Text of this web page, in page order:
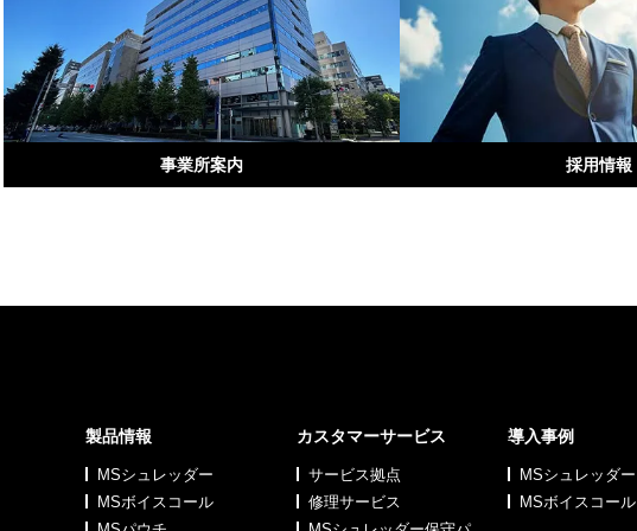
事業所案内 採用情報
製品情報
MSシュレッダー
MSボイスコール
カスタマーサービス
サービス拠点
修理サービス
導入事例
MSシュレッダー
MSボイスコール